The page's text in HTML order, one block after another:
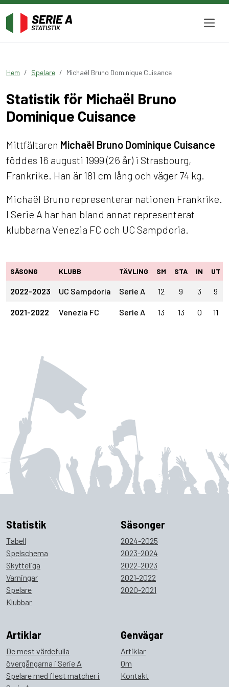
Hem Spelare Michaël Bruno Dominique Cuisance
Statistik för Michaël Bruno
Dominique Cuisance
Mittfältaren Michaël Bruno Dominique Cuisance
föddes 16 augusti 1999 (26 år) i Strasbourg,
Frankrike. Han är 181 cm lång och väger 74 kg.
Michaël Bruno representerar nationen Frankrike.
I Serie A har han bland annat representerat
klubbarna Venezia FC och UC Sampdoria.
SÄSONG KLUBB TÄVLING SM STA IN UT
2022-2023 UC Sampdoria Serie A 12 9 3 9
2021-2022 Venezia FC Serie A 13 13 0 11
Statistik
Tabell
Spelschema
Skytteliga
Varningar
Spelare
Klubbar
Säsonger
2024-2025
2023-2024
2022-2023
2021-2022
2020-2021
Artiklar
De mest värdefulla
övergångarna i Serie A
Spelare med flest matcher i
Genvägar
Artiklar
Om
Kontakt